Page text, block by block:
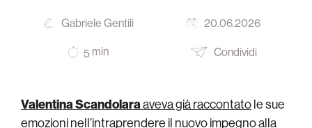
Gabriele Gentili 20.06.2026
5 min Condividi
Valentina Scandolaraaveva già raccontatole sue
emozioni nell’intraprendere il nuovo impegno alla